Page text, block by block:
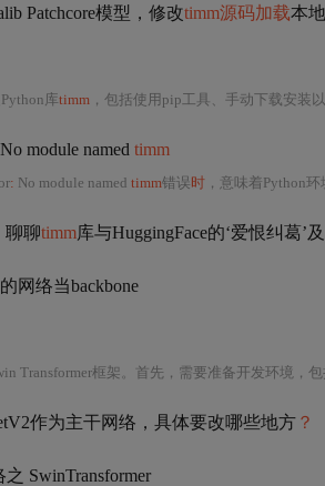
Patchcore模型，修改timm源码加载本地
库timm ，包括使用pip工具、手动下载安装以
No module named timm
: No module named timm错误时 ，意味着Python
聊聊timm库与HuggingFace的‘爱恨纠葛’
网络当backbone
作为主干网络，具体要改哪些地方 ？
SwinTransformer